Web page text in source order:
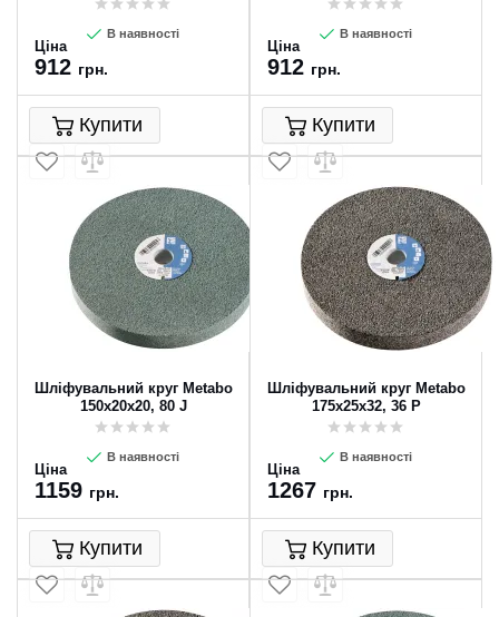
В наявності
Ціна
912 грн.
Купити
В наявності
Ціна
912 грн.
Купити
Шліфувальний круг Metabo
150х20х20, 80 J
В наявності
Ціна
1159 грн.
Купити
Шліфувальний круг Metabo
175х25х32, 36 P
В наявності
Ціна
1267 грн.
Купити